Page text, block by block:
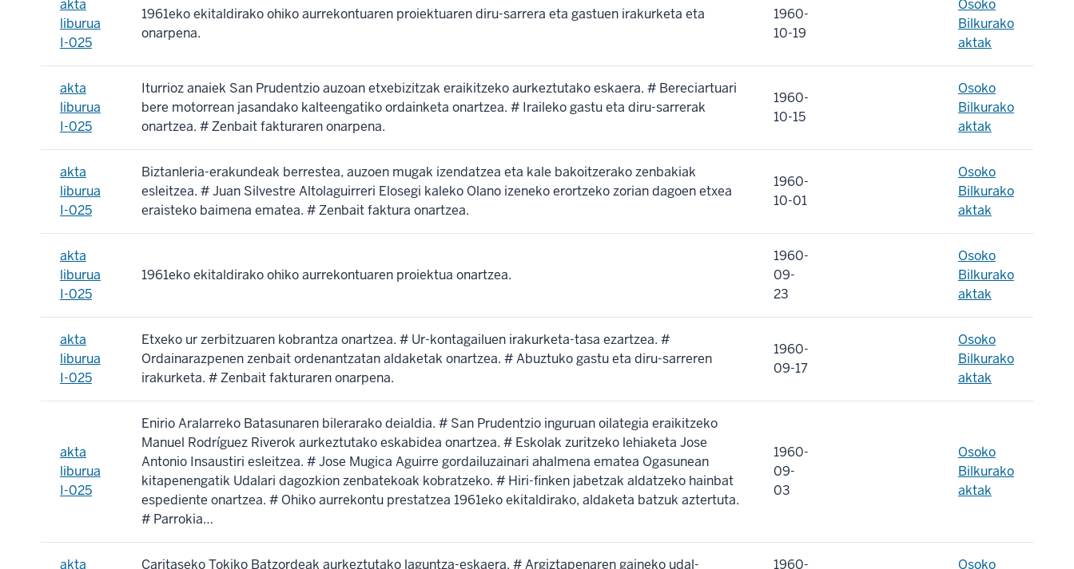
akta
liburua
I-025
1961eko ekitaldirako ohiko aurrekontuaren proiektuaren diru-sarrera eta gastuen irakurketa eta
onarpena.
1960-
10-19
Osoko
Bilkurako
aktak
akta
liburua
I-025
Iturrioz anaiek San Prudentzio auzoan etxebizitzak eraikitzeko aurkeztutako eskaera. # Bereciartuari
bere motorrean jasandako kalteengatiko ordainketa onartzea. # Iraileko gastu eta diru-sarrerak
onartzea. # Zenbait fakturaren onarpena.
1960-
10-15
Osoko
Bilkurako
aktak
akta
liburua
I-025
Biztanleria-erakundeak berrestea, auzoen mugak izendatzea eta kale bakoitzerako zenbakiak
esleitzea. # Juan Silvestre Altolaguirreri Elosegi kaleko Olano izeneko erortzeko zorian dagoen etxea
eraisteko baimena ematea. # Zenbait faktura onartzea.
1960-
10-01
Osoko
Bilkurako
aktak
akta
liburua
I-025
1961eko ekitaldirako ohiko aurrekontuaren proiektua onartzea.
1960-
09-
23
Osoko
Bilkurako
aktak
akta
liburua
I-025
Etxeko ur zerbitzuaren kobrantza onartzea. # Ur-kontagailuen irakurketa-tasa ezartzea. #
Ordainarazpenen zenbait ordenantzatan aldaketak onartzea. # Abuztuko gastu eta diru-sarreren
irakurketa. # Zenbait fakturaren onarpena.
1960-
09-17
Osoko
Bilkurako
aktak
akta
liburua
I-025
Enirio Aralarreko Batasunaren bilerarako deialdia. # San Prudentzio inguruan oilategia eraikitzeko
Manuel Rodríguez Riverok aurkeztutako eskabidea onartzea. # Eskolak zuritzeko lehiaketa Jose
Antonio Insaustiri esleitzea. # Jose Mugica Aguirre gordailuzainari ahalmena ematea Ogasunean
kitapenengatik Udalari dagozkion zenbatekoak kobratzeko. # Hiri-finken jabetzak aldatzeko hainbat
espediente onartzea. # Ohiko aurrekontu prestatzea 1961eko ekitaldirako, aldaketa batzuk aztertuta.
# Parrokia…
1960-
09-
03
Osoko
Bilkurako
aktak
akta
Caritaseko Tokiko Batzordeak aurkeztutako laguntza-eskaera. # Argiztapenaren gaineko udal-
1960-
Osoko